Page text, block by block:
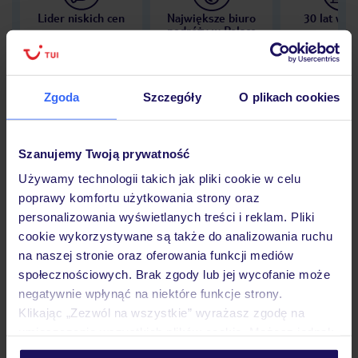
Zgoda Szczegóły O plikach cookies
Szanujemy Twoją prywatność
Używamy technologii takich jak pliki cookie w celu
poprawy komfortu użytkowania strony oraz
personalizowania wyświetlanych treści i reklam. Pliki
cookie wykorzystywane są także do analizowania ruchu
na naszej stronie oraz oferowania funkcji mediów
społecznościowych. Brak zgody lub jej wycofanie może
negatywnie wpłynąć na niektóre funkcje strony.
Klikając „Zezwól na wszystkie” wyrażasz zgodę na
personalizować swój wybór wchodząc w zakładkę
Lider niskich cen
Największe biuro
podróży w Polsce
30 lat w
Opinie
Pokoje
Wyżywienie